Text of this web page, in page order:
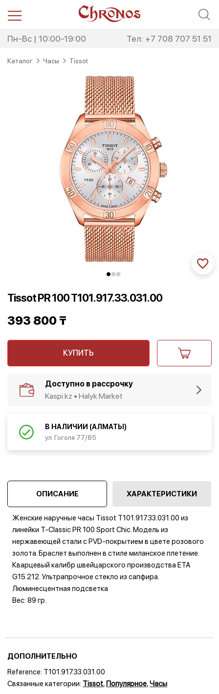
Пн-Вс | 10:00-19:00 Тел: +7 708 707 51 51
Каталог Часы Tissot
Tissot PR 100 T101.917.33.031.00
393 800 ₸
КУПИТЬ
Доступно в рассрочку
Kaspi.kz • Halyk Market
В НАЛИЧИИ (АЛМАТЫ)
ул. Гоголя 77/85
ОПИСАНИЕ ХАРАКТЕРИСТИКИ
Женские наручные часы Tissot T101.917.33.031.00 из
линейки T-Classic PR 100 Sport Chic. Модель из
нержавеющей стали с PVD-покрытием в цвете розового
золота. Браслет выполнен в стиле миланское плетение.
Кварцевый калибр швейцарского производства ETA
G15.212. Ультрапрочное стекло из сапфира.
Люминесцентная подсветка
Вес: 89 гр.
ДОПОЛНИТЕЛЬНО
Reference: T101.917.33.031.00
Связанные категории: Tissot, Популярное,Часы